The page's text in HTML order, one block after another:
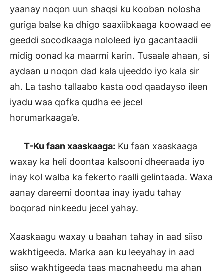
yaanay noqon uun shaqsi ku kooban nolosha
guriga balse ka dhigo saaxiibkaaga koowaad ee
geeddi socodkaaga nololeed iyo gacantaadii
midig oonad ka maarmi karin. Tusaale ahaan, si
aydaan u noqon dad kala ujeeddo iyo kala sir
ah. La tasho tallaabo kasta ood qaadayso ileen
iyadu waa qofka qudha ee jecel
horumarkaaga’e.
T-Ku faan xaaskaaga: Ku faan xaaskaaga
waxay ka heli doontaa kalsooni dheeraada iyo
inay kol walba ka fekerto raalli gelintaada. Waxa
aanay dareemi doontaa inay iyadu tahay
boqorad ninkeedu jecel yahay.
Xaaskaagu waxay u baahan tahay in aad siiso
wakhtigeeda. Marka aan ku leeyahay in aad
siiso wakhtigeeda taas macnaheedu ma ahan